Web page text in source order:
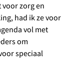
voor zorg en
had ik ze voor
vol met
om
speciaal